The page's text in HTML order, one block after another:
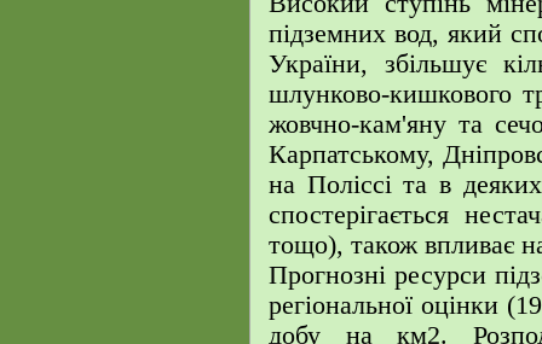
підземних вод, який
України, збільшує
шлунково-кишкового
жовчно-кам'яну та
Карпатському,
на Поліссі та в
спостерігається
тощо), також впливає
Прогнозні ресурси
регіональної оцінки
добу на км2.